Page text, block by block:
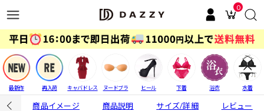
0
最新作 再入荷 キャバドレス ヌードブラ ヒール 下着 浴衣 水着
商品イメージ 商品説明 サイズ/詳細 レビュー